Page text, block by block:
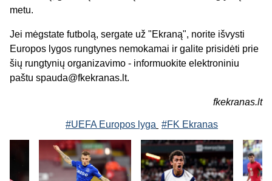
metu.
Jei mėgstate futbolą, sergate už "Ekraną", norite išvysti
Europos lygos rungtynes nemokamai ir galite prisidėti prie
šių rungtynių organizavimo - informuokite elektroniniu
paštu spauda@fkekranas.lt.
fkekranas.lt
#UEFA Europos lyga #FK Ekranas